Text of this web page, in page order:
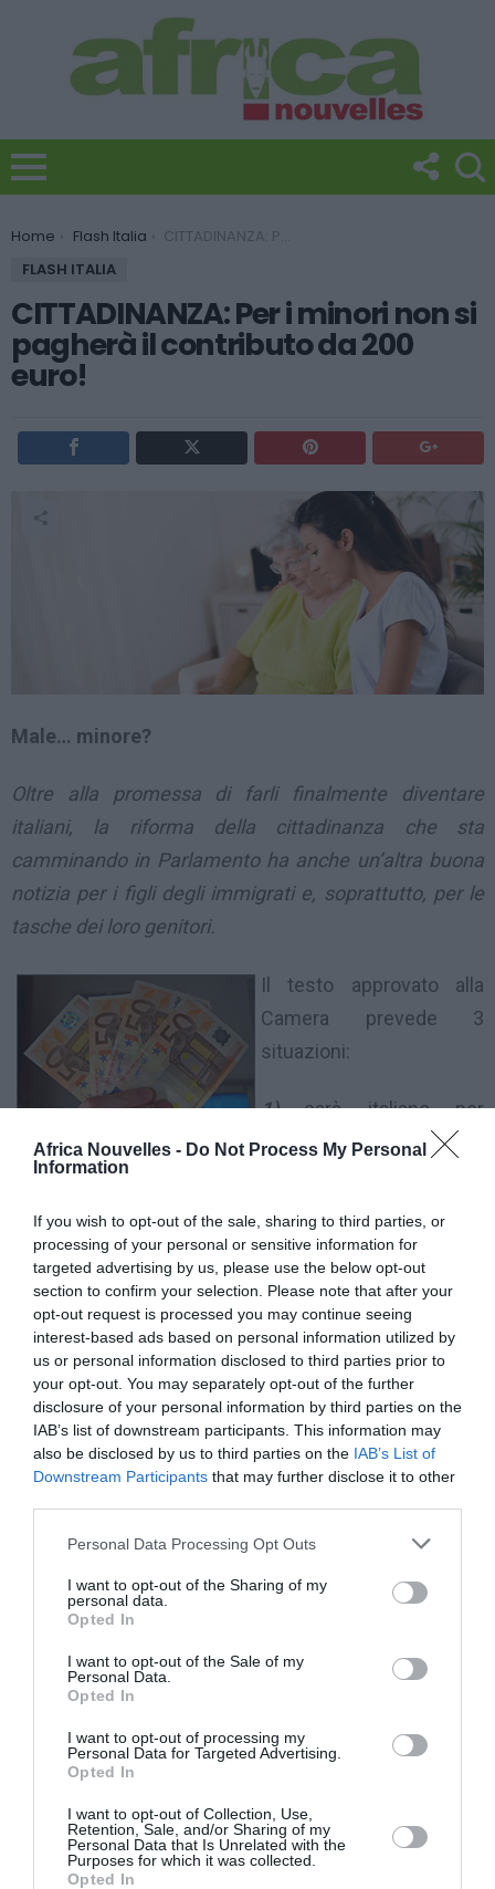
Africa Nouvelles - Do Not Process My Personal
Information
If you wish to opt-out of the sale, sharing to third parties, or
processing of your personal or sensitive information for
targeted advertising by us, please use the below opt-out
section to confirm your selection. Please note that after your
opt-out request is processed you may continue seeing
interest-based ads based on personal information utilized by
us or personal information disclosed to third parties prior to
your opt-out. You may separately opt-out of the further
disclosure of your personal information by third parties on the
IAB’s list of downstream participants. This information may
also be disclosed by us to third parties on the IAB’s List of
Downstream Participants that may further disclose it to other
Personal Data Processing Opt Outs
I want to opt-out of the Sharing of my
personal data.
Opted In
I want to opt-out of the Sale of my
Personal Data.
Opted In
I want to opt-out of processing my
Personal Data for Targeted Advertising.
Opted In
I want to opt-out of Collection, Use,
Retention, Sale, and/or Sharing of my
Personal Data that Is Unrelated with the
Purposes for which it was collected.
Opted In
You are here:
Home Flash Italia
CITTADINANZA: Per i minori non si pagherà il contributo da 200 euro!
FLASH ITALIA
CITTADINANZA: Per i minori non si
pagherà il contributo da 200
euro!
Male… minore?
Oltre alla promessa di farli finalmente diventare
italiani, la riforma della cittadinanza che sta
camminando in Parlamento ha anche un’altra buona
notizia per i figli degli immigrati e, soprattutto, per le
tasche dei loro genitori.
Il testo approvato alla
Camera prevede 3
situazioni:
1)sarà italiano per
nascita chi nasce qui da
un genitore con la carta di soggiorno.
diventerà italiano chi nasce qui da genitori senza la
carta di soggiorno o arriva entro i 12 anni, purché
frequenti almeno 5 anni di scuola e, se queste
coincidono con le elementari, le concluda con
successo.
potrà chiedere la cittadinanza (ma in quel caso sarà
una concessione) chi è arrivato prima dei 18 anni, ha
risieduto regolarmente in Italia per sei anni e ha
Lo riforma specifica però anche che “
per le istanze o
dichiarazioni relative ai minori
diventare italiano. Questo vuol dire che l’esenzione
genitore chiederà che i figli minorenni, in base a
quanto previsto dalla stessa riforma, diventino italiani.
Niente da fare, però, per i ragazzi che rientrano nella
situazione numero 3), visto che potranno fare